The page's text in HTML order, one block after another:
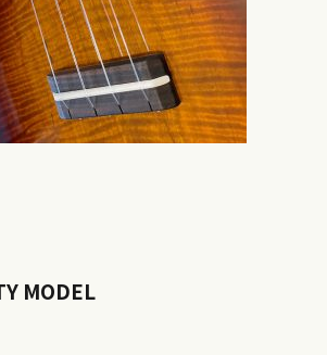
MODEL